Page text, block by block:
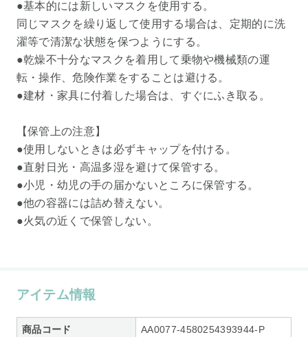
●基本的には新しいマスクを使用する。
同じマスクを繰り返して使用する場合は、定期的に洗
濯等で清潔な状態を保つようにする。
●乾燥不十分なマスクを着用して乗物や機械類の運
転・操作、危険作業をすることは避ける。
●建材・家具に付着した場合は、すぐにふき取る。
【保管上の注意】
●使用しないときは必ずキャップを付ける。
●直射日光・高温多湿を避けて保管する。
●小児・幼児の手の届かないところに保管する。
●他の容器には詰め替えない。
●火気の近くで保管しない。
アイテム情報
商品コード AA0077-4580254393944-P